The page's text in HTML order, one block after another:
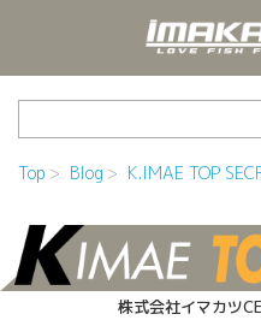
Top Blog K.IMAE TOP
株式会社イマカツ